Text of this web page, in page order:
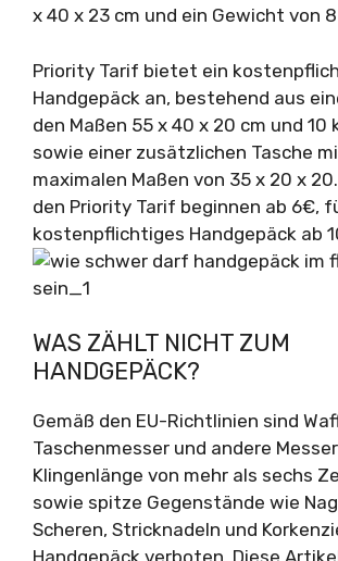
x 40 x 23 cm und ein Gewicht von
Priority Tarif bietet ein
Handgepäck an, bestehend aus
den Maßen 55 x 40 x 20 cm und 10
sowie einer zusätzlichen Tasche
maximalen Maßen von 35 x 20 x
den Priority Tarif beginnen ab 6€,
kostenpflichtiges Handgepäck ab
WAS ZÄHLT NICHT ZUM
HANDGEPÄCK?
Gemäß den EU-Richtlinien sind
Taschenmesser und andere
Klingenlänge von mehr als sechs
sowie spitze Gegenstände wie
Scheren, Stricknadeln und
Handgepäck verboten. Diese